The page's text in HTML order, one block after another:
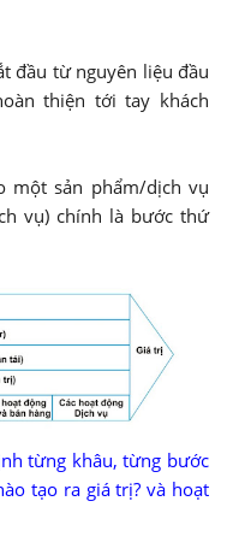
đầu từ nguyên liệu đầu
thiện tới tay khách
một sản phẩm/dịch vụ
vụ) chính là bước thứ
từng khâu, từng bước
tạo ra giá trị? và hoạt